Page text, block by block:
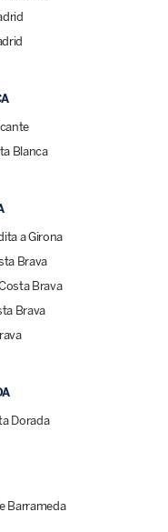
Blanca
a Girona
Brava
Brava
Brava
Dorada
Barrameda